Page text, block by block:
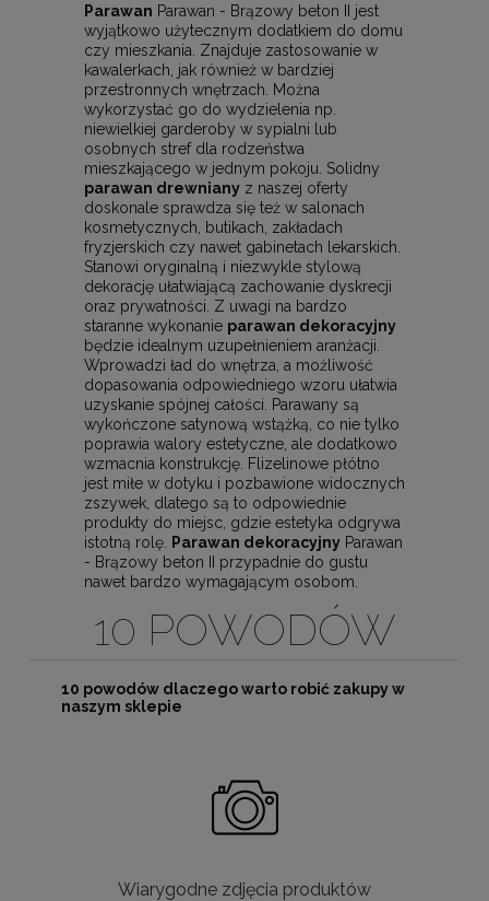
Parawan Parawan - Brązowy beton II jest
wyjątkowo użytecznym dodatkiem do domu
czy mieszkania. Znajduje zastosowanie w
kawalerkach, jak również w bardziej
przestronnych wnętrzach. Można
wykorzystać go do wydzielenia np.
niewielkiej garderoby w sypialni lub
osobnych stref dla rodzeństwa
mieszkającego w jednym pokoju. Solidny
parawan drewniany z naszej oferty
doskonale sprawdza się też w salonach
kosmetycznych, butikach, zakładach
fryzjerskich czy nawet gabinetach lekarskich.
Stanowi oryginalną i niezwykle stylową
dekorację ułatwiającą zachowanie dyskrecji
oraz prywatności. Z uwagi na bardzo
staranne wykonanie parawan dekoracyjny
będzie idealnym uzupełnieniem aranżacji.
Wprowadzi ład do wnętrza, a możliwość
dopasowania odpowiedniego wzoru ułatwia
uzyskanie spójnej całości. Parawany są
wykończone satynową wstążką, co nie tylko
poprawia walory estetyczne, ale dodatkowo
wzmacnia konstrukcję. Flizelinowe płótno
jest miłe w dotyku i pozbawione widocznych
zszywek, dlatego są to odpowiednie
produkty do miejsc, gdzie estetyka odgrywa
istotną rolę. Parawan dekoracyjny Parawan
- Brązowy beton II przypadnie do gustu
nawet bardzo wymagającym osobom.
10 POWODÓW
10 powodów dlaczego warto robić zakupy w
naszym sklepie
Wiarygodne zdjęcia produktów